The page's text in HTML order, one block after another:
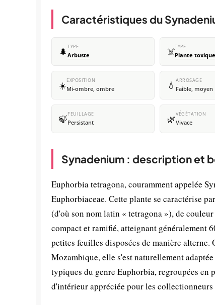
Caractéristiques du
🌲 TYPE
Arbuste ☠️TYPE
Plante toxique
☀️EXPOSITION
Mi-ombre, ombre 💧 ARROSAGE
Faible, moyen
🍃FEUILLAGE
Persistant 🌿VÉGÉTATION
Vivace
Synadenium : description et
Euphorbia tetragona, couramment appelée
Euphorbiaceae. Cette plante se caractérise
(d'où son nom latin « tetragona »), de
compact et ramifié, atteignant généralement
petites feuilles disposées de manière
Mozambique, elle s'est naturellement
typiques du genre Euphorbia, regroupées en
d'intérieur appréciée pour les collectionneurs